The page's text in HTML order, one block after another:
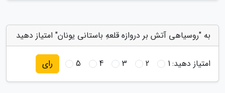
به "روسیاهی آتش بر دروازه قلعهِ باستانی یونان" امتیاز دهید
امتیاز دهید:1
2
3
4
5 رای